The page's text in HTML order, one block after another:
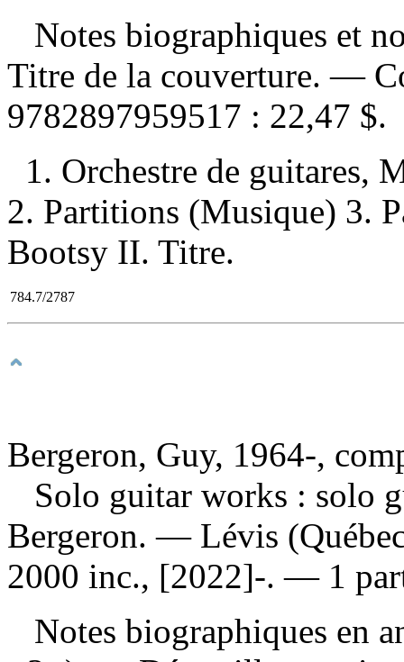
Notes biographiques et
Titre de la couverture. —
9782897959517 : 22,47 $.
1. Orchestre de guitares,
2. Partitions (Musique) 3.
Bootsy II. Titre.
784.7/2787
Bergeron, Guy, 1964-,
Solo guitar works : solo
Bergeron. — Lévis
2000 inc., [2022]-. — 1
Notes biographiques en